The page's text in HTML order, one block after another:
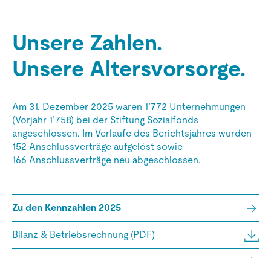
Unsere Zahlen.
Unsere Altersvorsorge.
Am 31. Dezember 2025 waren 1’772 Unternehmungen
(Vorjahr 1’758) bei der Stiftung Sozialfonds
angeschlossen. Im Verlaufe des Berichtsjahres wurden
152 Anschlussverträge aufgelöst sowie
166 Anschlussverträge neu abgeschlossen.
Zu den Kennzahlen 2025
Bilanz & Betriebsrechnung (PDF)